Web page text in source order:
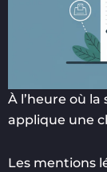
À l’heure où
applique une
Les mentions